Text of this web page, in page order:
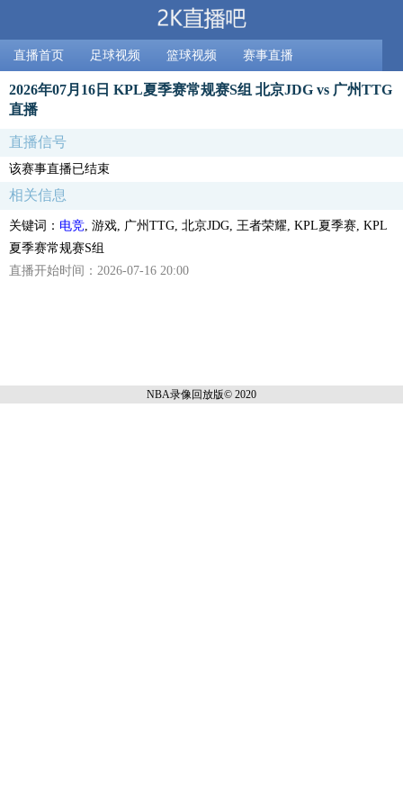
直播首页 足球视频 篮球视频 赛事直播
2026年07月16日 KPL夏季赛常规赛S组 北京JDG vs 广州TTG
直播
直播信号
该赛事直播已结束
相关信息
关键词： 电竞 , 游戏, 广州TTG, 北京JDG, 王者荣耀, KPL夏季赛, KPL
夏季赛常规赛S组
直播开始时间：2026-07-16 20:00
NBA录像回放版© 2020